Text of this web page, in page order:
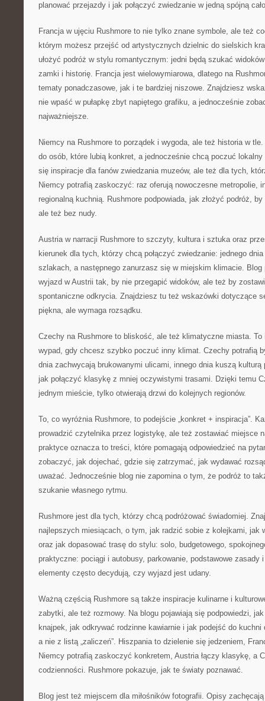
planować przejazdy i jak połączyć zwiedzanie w jedną spójną
Francja w ujęciu Rushmore to nie tylko znane symbole, ale też
którym możesz przejść od artystycznych dzielnic do sielskich
ułożyć podróż w stylu romantycznym: jedni będą szukać
zamki i historię. Francja jest wielowymiarowa, dlatego na
tematy ponadczasowe, jak i te bardziej niszowe. Znajdziesz
nie wpaść w pułapkę zbyt napiętego grafiku, a jednocześnie
najważniejsze.
Niemcy na Rushmore to porządek i wygoda, ale też historia w
do osób, które lubią konkret, a jednocześnie chcą poczuć
się inspiracje dla fanów zwiedzania muzeów, ale też dla tych,
Niemcy potrafią zaskoczyć: raz oferują nowoczesne metropolie,
regionalną kuchnią. Rushmore podpowiada, jak złożyć podróż,
ale też bez nudy.
Austria w narracji Rushmore to szczyty, kultura i sztuka oraz
kierunek dla tych, którzy chcą połączyć zwiedzanie: jednego
szlakach, a następnego zanurzasz się w miejskim klimacie. Blog
wyjazd w Austrii tak, by nie przegapić widoków, ale też by
spontaniczne odkrycia. Znajdziesz tu też wskazówki dotyczące
piękna, ale wymaga rozsądku.
Czechy na Rushmore to bliskość, ale też klimatyczne miasta. To
wypad, gdy chcesz szybko poczuć inny klimat. Czechy potrafią
dnia zachwycają brukowanymi ulicami, innego dnia kuszą kulturą
jak połączyć klasykę z mniej oczywistymi trasami. Dzięki temu
jednym mieście, tylko otwierają drzwi do kolejnych regionów.
To, co wyróżnia Rushmore, to podejście „konkret + inspiracja”.
prowadzić czytelnika przez logistykę, ale też zostawiać miejsce
praktyce oznacza to treści, które pomagają odpowiedzieć na
zobaczyć, jak dojechać, gdzie się zatrzymać, jak wydawać
uważać. Jednocześnie blog nie zapomina o tym, że podróż to
szukanie własnego rytmu.
Rushmore jest dla tych, którzy chcą podróżować świadomiej.
najlepszych miesiącach, o tym, jak radzić sobie z kolejkami, jak
oraz jak dopasować trasę do stylu: solo, budgetowego,
praktyczne: pociągi i autobusy, parkowanie, podstawowe zasady i
elementy często decydują, czy wyjazd jest udany.
Ważną częścią Rushmore są także inspiracje kulinarne i
zabytki, ale też rozmowy. Na blogu pojawiają się podpowiedzi,
knajpek, jak odkrywać rodzinne kawiarnie i jak podejść do
a nie z listą „zaliczeń”. Hiszpania to dzielenie się jedzeniem,
Niemcy potrafią zaskoczyć konkretem, Austria łączy klasykę, a
codzienności. Rushmore pokazuje, jak te światy poznawać.
Blog jest też miejscem dla miłośników fotografii. Opisy